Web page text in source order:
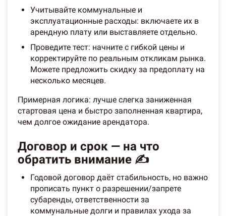
Учитывайте коммунальные и
эксплуатационные расходы: включаете их в
арендную плату или выставляете отдельно.
Проведите тест: начните с гибкой цены и
корректируйте по реальным откликам рынка.
Можете предложить скидку за предоплату на
несколько месяцев.
Примерная логика: лучше слегка заниженная
стартовая цена и быстро заполненная квартира,
чем долгое ожидание арендатора.
Договор и срок — на что
обратить внимание ✍️
Годовой договор даёт стабильность, но важно
прописать пункт о разрешении/запрете
субаренды, ответственности за
коммунальные долги и правилах ухода за